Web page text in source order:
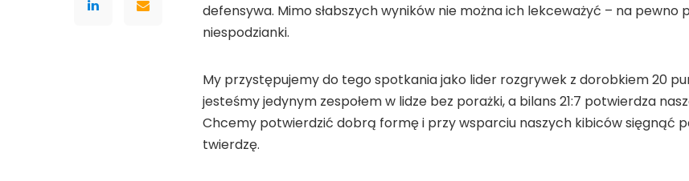
defensywa. Mimo słabszych wyników nie można ich lekceważyć – na
niespodzianki.
My przystępujemy do tego spotkania jako lider rozgrywek z dorobkiem 20
jesteśmy jedynym zespołem w lidze bez porażki, a bilans 21:7 potwierdza
Chcemy potwierdzić dobrą formę i przy wsparciu naszych kibiców sięgnąć
twierdzę.